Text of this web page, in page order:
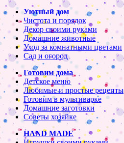
Уютный дом
Чистота и порядок
Декор своими руками
Домашние животные
Уход за комнатными цветами
Сад и огород
Готовим дома
Детское меню
Любимые и простые рецепты
Готовим в мультиварке
Домашние заготовки
Советы хозяйке
HAND MADE